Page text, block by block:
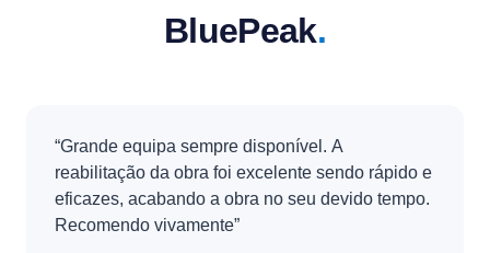
BluePeak.
“Grande equipa sempre disponível. A
reabilitação da obra foi excelente sendo rápido e
eficazes, acabando a obra no seu devido tempo.
Recomendo vivamente”